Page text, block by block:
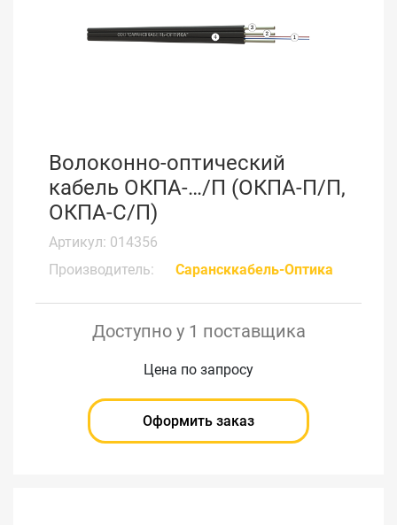
Волоконно-оптический
кабель ОКПА-…/П (ОКПА-П/П,
ОКПА-С/П)
Артикул: 014356
Производитель:
Сарансккабель-Оптика
Доступно у 1 поставщика
Цена по запросу
Оформить заказ